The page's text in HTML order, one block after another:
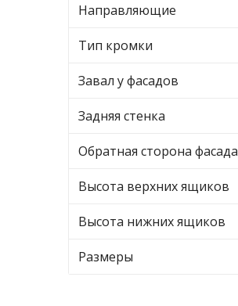
Направляющие
Тип кромки
Завал у фасадов
Задняя стенка
Обратная сторона фасада
Высота верхних ящиков
Высота нижних ящиков
Размеры